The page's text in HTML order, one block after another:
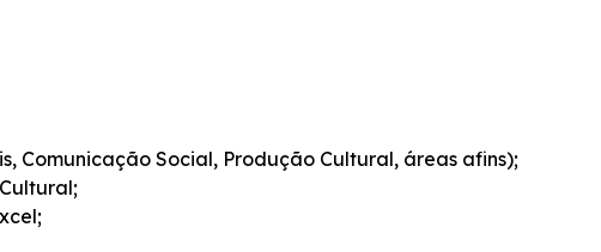
Comunicação Social, Produção Cultural, áreas afins);